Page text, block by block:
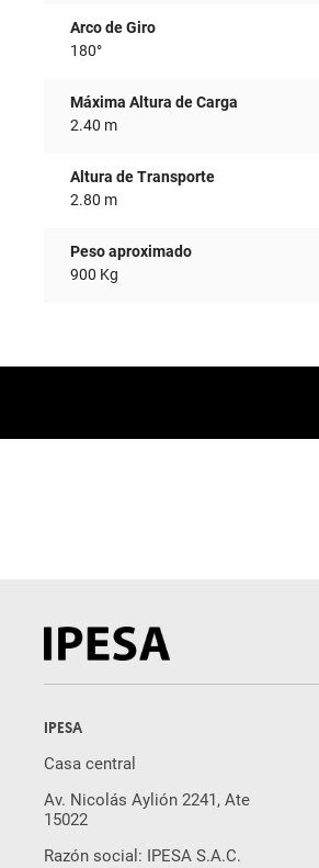
Arco de Giro
180°
Máxima Altura de Carga
2.40 m
Altura de Transporte
2.80 m
Peso aproximado
900 Kg
IPESA
Casa central
Av. Nicolás Aylión 2241, Ate
15022
Razón social: IPESA S.A.C.